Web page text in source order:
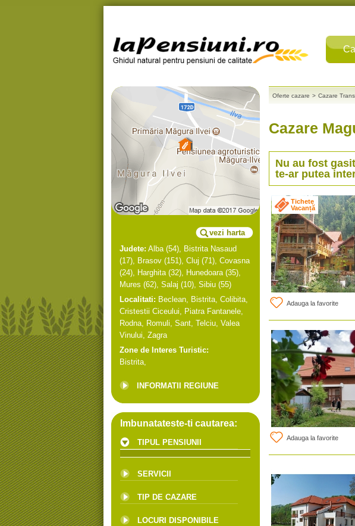
vezi harta
Judete: Alba(54), Bistrita Nasaud
(17), Brasov (151), Cluj (71), Covasna
(24), Harghita(32), Hunedoara(35),
Mures (62), Salaj (10), Sibiu (55)
Localitati: Beclean, Bistrita, Colibita,
Cristestii Ciceului, Piatra Fantanele,
Rodna, Romuli, Sant, Telciu, Valea
Vinului, Zagra
Zone de Interes Turistic:
Bistrita,
INFORMATII REGIUNE
Imbunatateste-ti cautarea:
TIPUL PENSIUNII
SERVICII
TIP DE CAZARE
LOCURI DISPONIBILE
Oferte cazare > Cazare
Cazare
Nu au fost
te-ar putea
Tichete
Vacanță
Adauga la favorite
Adauga la favorite